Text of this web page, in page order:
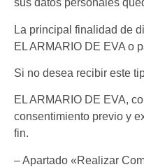
sus datos personales
La principal finalidad de
EL ARMARIO DE EVA o
Si no desea recibir este
EL ARMARIO DE EVA,
consentimiento previo y
fin.
– Apartado «Realizar